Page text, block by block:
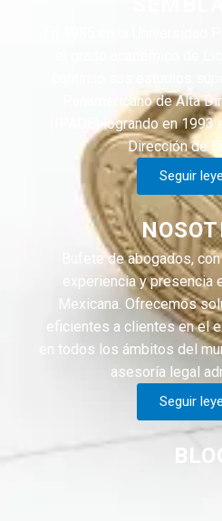
En 1985 en la Universidad
el grado académico de
continuo sus estudios
Panamericano de Alta
(IPADE) logrando en
Dirección de
Seguir
Bufete de abogados,
experiencia y presencia
Mexicana. Ofrecemos
eficientes a clientes en el
en todos los ámbitos del
asesoría legal
Seguir